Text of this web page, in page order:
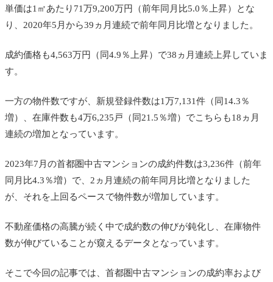
単価は1㎡あたり71万9,200万円（前年同月比5.0％上昇）とな
り、2020年5月から39ヵ月連続で前年同月比増となりました。
成約価格も4,563万円（同4.9％上昇）で38ヵ月連続上昇していま
す。
一方の物件数ですが、新規登録件数は1万7,131件（同14.3％
増）、在庫件数も4万6,235戸（同21.5％増）でこちらも18ヵ月
連続の増加となっています。
2023年7月の首都圏中古マンションの成約件数は3,236件（前年
同月比4.3％増）で、2ヵ月連続の前年同月比増となりました
が、それを上回るペースで物件数が増加しています。
不動産価格の高騰が続く中で成約数の伸びが鈍化し、在庫物件
数が伸びていることが窺えるデータとなっています。
そこで今回の記事では、首都圏中古マンションの成約率および